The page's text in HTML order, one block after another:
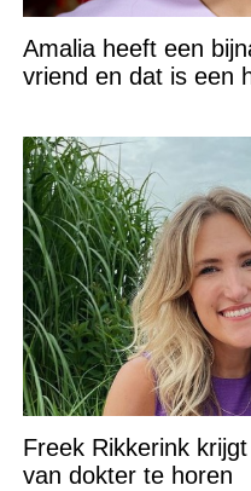
Amalia heeft een
vriend en dat is een
Freek Rikkerink
van dokter te horen